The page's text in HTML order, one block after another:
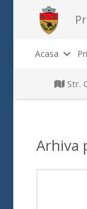
Acasa
Str.
Arhiva